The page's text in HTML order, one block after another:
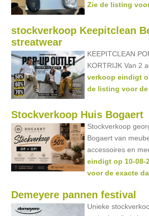
Zie de listing
stockverkoop Keepitclean
streatwear
KEEPITCLEAN
KORTRIJK Van 2
verkoop eindigt
de listing voor
Stockverkoop Huis Bogaert
Stockverkoop
Bogaert van
accessoires en
eindigt op 10-08-
voor de exacte
Demeyere pannen festival
Unieke